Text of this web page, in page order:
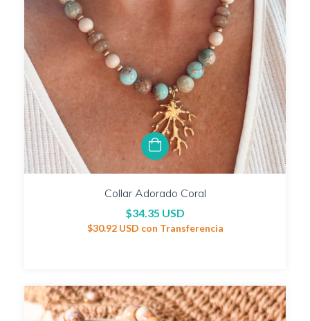
Collar Adorado Coral
$34.35 USD
$30.92 USD con Transferencia